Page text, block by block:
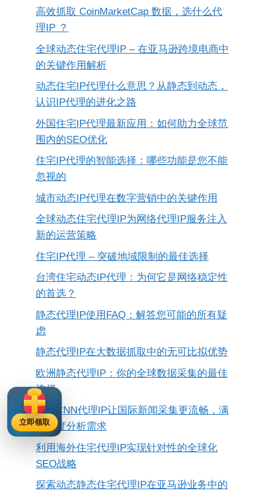
高效抓取 CoinMarketCap 数据，选什么代
理IP ？
全球动态住宅代理IP – 在亚马逊跨境电商中
的关键作用解析
动态住宅IP代理什么意思？从静态到动态，
认识IP代理的进化之路
外国住宅IP代理最新应用：如何助力全球范
围内的SEO优化
住宅IP代理的智能选择：哪些功能是您不能
忽视的
城市动态IP代理在数字营销中的关键作用
全球动态住宅代理IP为网络代理IP服务注入
新的运营策略
住宅IP代理 – 突破地域限制的最佳选择
台湾住宅动态IP代理：为何它是网络稳定性
的首选？
静态代理IP使用FAQ：解答您可能的所有疑
虑
静态代理IP在大数据抓取中的无可比拟优势
欧洲静态代理IP：你的全球数据采集的最佳
选择
BBCCNN代理IP让国际新闻采集更流畅，满
足深度分析需求
利用海外住宅代理IP实现针对性的全球化
SEO战略
探索动态静态住宅代理IP在亚马逊业务中的
立即领取